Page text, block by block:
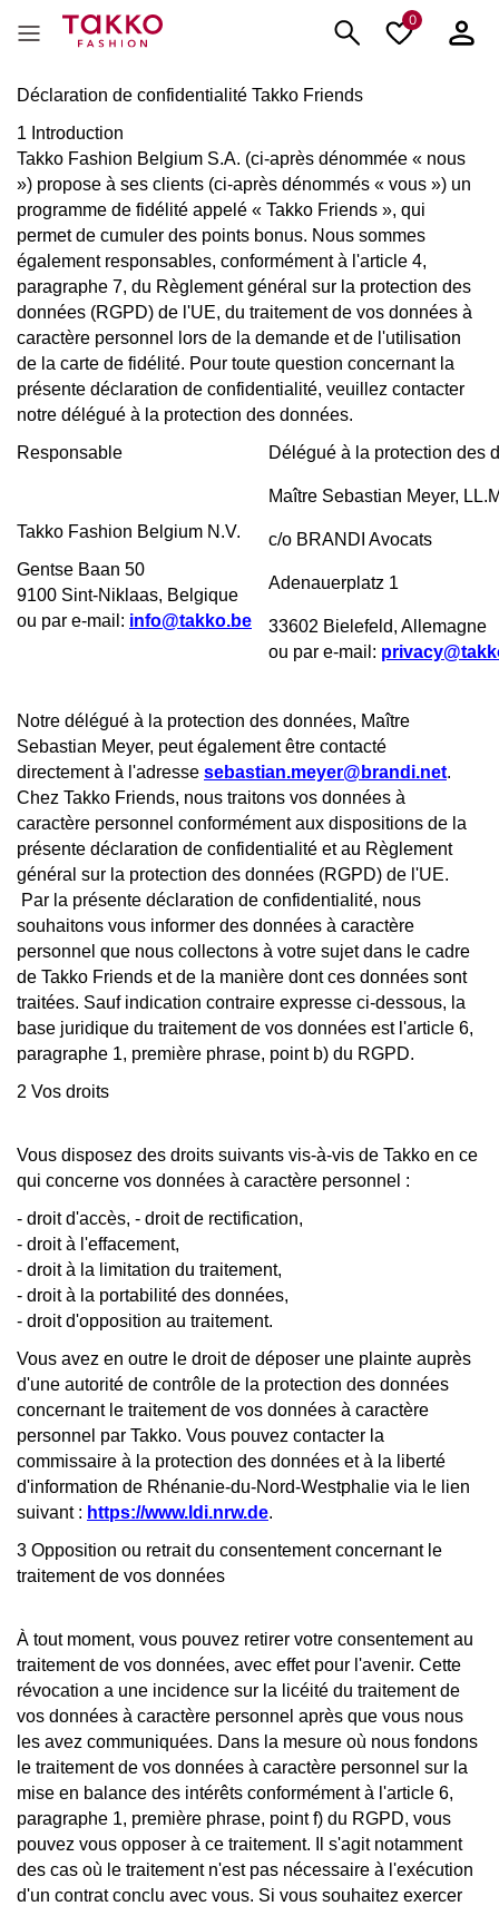
0
Déclaration de confidentialité Takko Friends
1 Introduction
Takko Fashion Belgium S.A. (ci-après dénommée « nous
») propose à ses clients (ci-après dénommés « vous ») un
programme de fidélité appelé « Takko Friends », qui
permet de cumuler des points bonus. Nous sommes
également responsables, conformément à l'article 4,
paragraphe 7, du Règlement général sur la protection des
données (RGPD) de l'UE, du traitement de vos données à
caractère personnel lors de la demande et de l'utilisation
de la carte de fidélité. Pour toute question concernant la
présente déclaration de confidentialité, veuillez contacter
notre délégué à la protection des données.
Responsable
Délégué à la protection des
Takko Fashion Belgium N.V.
Gentse Baan 50
9100 Sint-Niklaas, Belgique
ou par e-mail: info@takko.be
Maître Sebastian Meyer,
c/o BRANDI Avocats
Adenauerplatz 1
33602 Bielefeld, Allemagne
ou par e-mail:
Notre délégué à la protection des données, Maître
Sebastian Meyer, peut également être contacté
directement à l'adresse sebastian.meyer@brandi.net.
Chez Takko Friends, nous traitons vos données à
caractère personnel conformément aux dispositions de la
présente déclaration de confidentialité et au Règlement
général sur la protection des données (RGPD) de l'UE.
Par la présente déclaration de confidentialité, nous
souhaitons vous informer des données à caractère
personnel que nous collectons à votre sujet dans le cadre
de Takko Friends et de la manière dont ces données sont
traitées. Sauf indication contraire expresse ci-dessous, la
base juridique du traitement de vos données est l'article 6,
paragraphe 1, première phrase, point b) du RGPD.
2 Vos droits
Vous disposez des droits suivants vis-à-vis de Takko en ce
qui concerne vos données à caractère personnel :
- droit d'accès, - droit de rectification,
- droit à l'effacement,
- droit à la limitation du traitement,
- droit à la portabilité des données,
- droit d'opposition au traitement.
Vous avez en outre le droit de déposer une plainte auprès
d'une autorité de contrôle de la protection des données
concernant le traitement de vos données à caractère
personnel par Takko. Vous pouvez contacter la
commissaire à la protection des données et à la liberté
d'information de Rhénanie-du-Nord-Westphalie via le lien
suivant : https://www.ldi.nrw.de.
3 Opposition ou retrait du consentement concernant le
traitement de vos données
À tout moment, vous pouvez retirer votre consentement au
traitement de vos données, avec effet pour l'avenir. Cette
révocation a une incidence sur la licéité du traitement de
vos données à caractère personnel après que vous nous
les avez communiquées. Dans la mesure où nous fondons
le traitement de vos données à caractère personnel sur la
mise en balance des intérêts conformément à l'article 6,
paragraphe 1, première phrase, point f) du RGPD, vous
pouvez vous opposer à ce traitement. Il s'agit notamment
des cas où le traitement n'est pas nécessaire à l'exécution
d'un contrat conclu avec vous. Si vous souhaitez exercer